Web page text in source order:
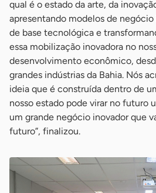
qual é o estado da arte, da
apresentando modelos de negócio
de base tecnológica e
essa mobilização inovadora no
desenvolvimento econômico,
grandes indústrias da Bahia. Nós
ideia que é construída dentro de
nosso estado pode virar no futuro
um grande negócio inovador que
futuro”, finalizou.